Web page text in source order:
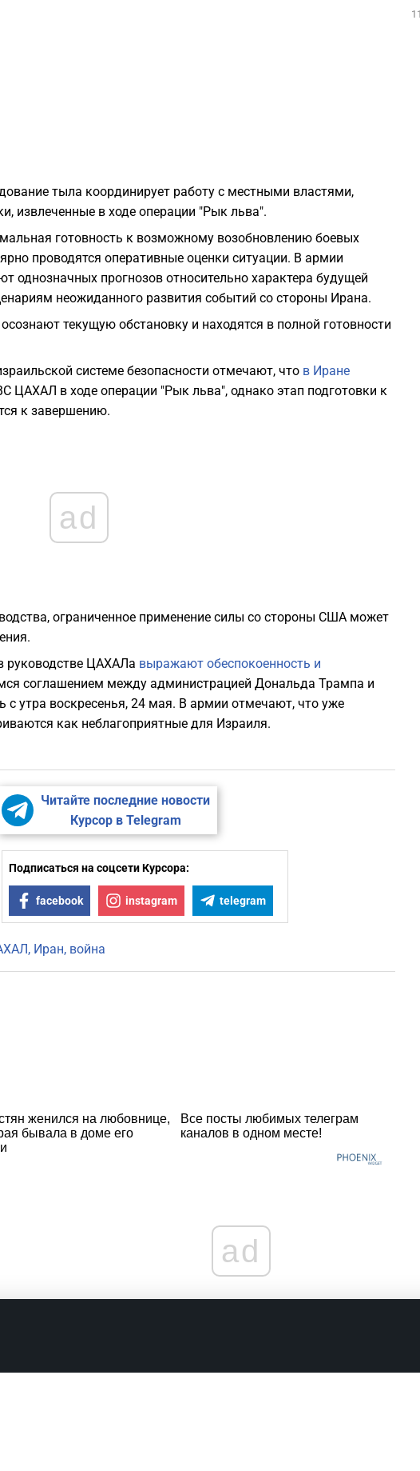
тыла координирует работу с местными властями,
извлеченные в ходе операции "Рык льва".
готовность к возможному возобновлению боевых
проводятся оперативные оценки ситуации. В армии
однозначных прогнозов относительно характера будущей
неожиданного развития событий со стороны Ирана.
текущую обстановку и находятся в полной готовности
системе безопасности отмечают, что в Иране
ЦАХАЛ в ходе операции "Рык льва", однако этап подготовки к
к завершению.
ad
ограниченное применение силы со стороны США может
руководстве ЦАХАЛа выражают обеспокоенность и
соглашением между администрацией Дональда Трампа и
утра воскресенья, 24 мая. В армии отмечают, что уже
как неблагоприятные для Израиля.
Читайте последние новости
Курсор в Telegram
Подписаться на соцсети Курсора:
facebook instagram telegram
Иран война
женился на любовнице,
бывала в доме его
Все посты любимых телеграм
каналов в одном месте!
ad